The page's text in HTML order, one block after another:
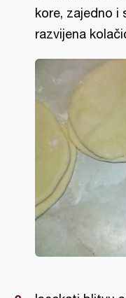
kore, zajedno i
razvijena